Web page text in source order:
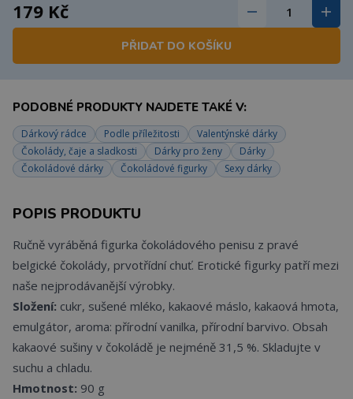
179 Kč
PŘIDAT DO KOŠÍKU
PODOBNÉ PRODUKTY NAJDETE TAKÉ V:
Dárkový rádce Podle příležitosti
Valentýnské dárky
Čokolády, čaje a sladkosti
Dárky pro ženy
Dárky
Čokoládové dárky
Čokoládové figurky Sexy dárky
POPIS PRODUKTU
Ručně vyráběná figurka čokoládového penisu z pravé
belgické čokolády, prvotřídní chuť. Erotické figurky patří mezi
naše nejprodávanější výrobky.
Složení: cukr, sušené mléko, kakaové máslo, kakaová hmota,
emulgátor, aroma: přírodní vanilka, přírodní barvivo. Obsah
kakaové sušiny v čokoládě je nejméně 31,5 %. Skladujte v
suchu a chladu.
Hmotnost: 90 g